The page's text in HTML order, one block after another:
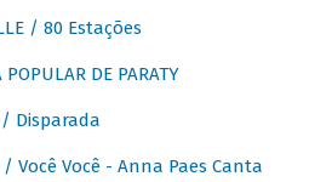
/ 80 Estações
POPULAR DE PARATY
/ Disparada
/ Você Você - Anna Paes Canta